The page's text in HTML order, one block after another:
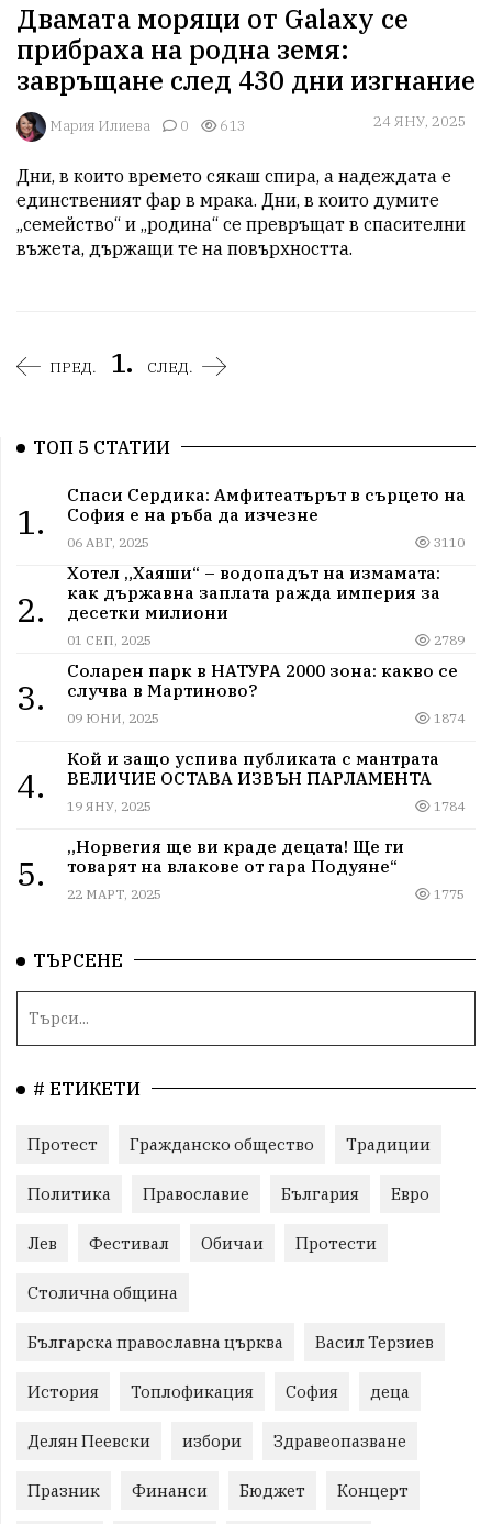
Двамата моряци от Galaxy се
прибраха на родна земя:
завръщане след 430 дни изгнание
Мария Илиева 0 613 24 ЯНУ, 2025
Дни, в които времето сякаш спира, а надеждата е
единственият фар в мрака. Дни, в които думите
„семейство“ и „родина“ се превръщат в спасителни
въжета, държащи те на повърхността.
ПРЕД. 1. СЛЕД.
ТОП 5 СТАТИИ
1.
Спаси Сердика: Амфитеатърът в сърцето на
София е на ръба да изчезне
06 АВГ, 2025 3110
2.
Хотел „Хаяши“ – водопадът на измамата:
как държавна заплата ражда империя за
десетки милиони
01 СЕП, 2025 2789
3.
Соларен парк в НАТУРА 2000 зона: какво се
случва в Мартиново?
09 ЮНИ, 2025 1874
4.
Кой и защо успива публиката с мантрата
ВЕЛИЧИЕ ОСТАВА ИЗВЪН ПАРЛАМЕНТА
19 ЯНУ, 2025 1784
5.
„Норвегия ще ви краде децата! Ще ги
товарят на влакове от гара Подуяне“
22 МАРТ, 2025 1775
ТЪРСЕНЕ
# ЕТИКЕТИ
Протест Гражданско общество Традиции
Политика Православие България Евро
Лев Фестивал Обичаи Протести
Столична община
Българска православна църква Васил Терзиев
История Топлофикация София деца
Делян Пеевски избори Здравеопазване
Празник Финанси Бюджет Концерт